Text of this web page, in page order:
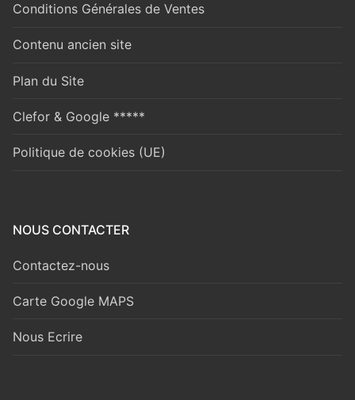
Conditions Générales de Ventes
Contenu ancien site
Plan du Site
Clefor & Google *****
Politique de cookies (UE)
NOUS CONTACTER
Contactez-nous
Carte Google MAPS
Nous Ecrire